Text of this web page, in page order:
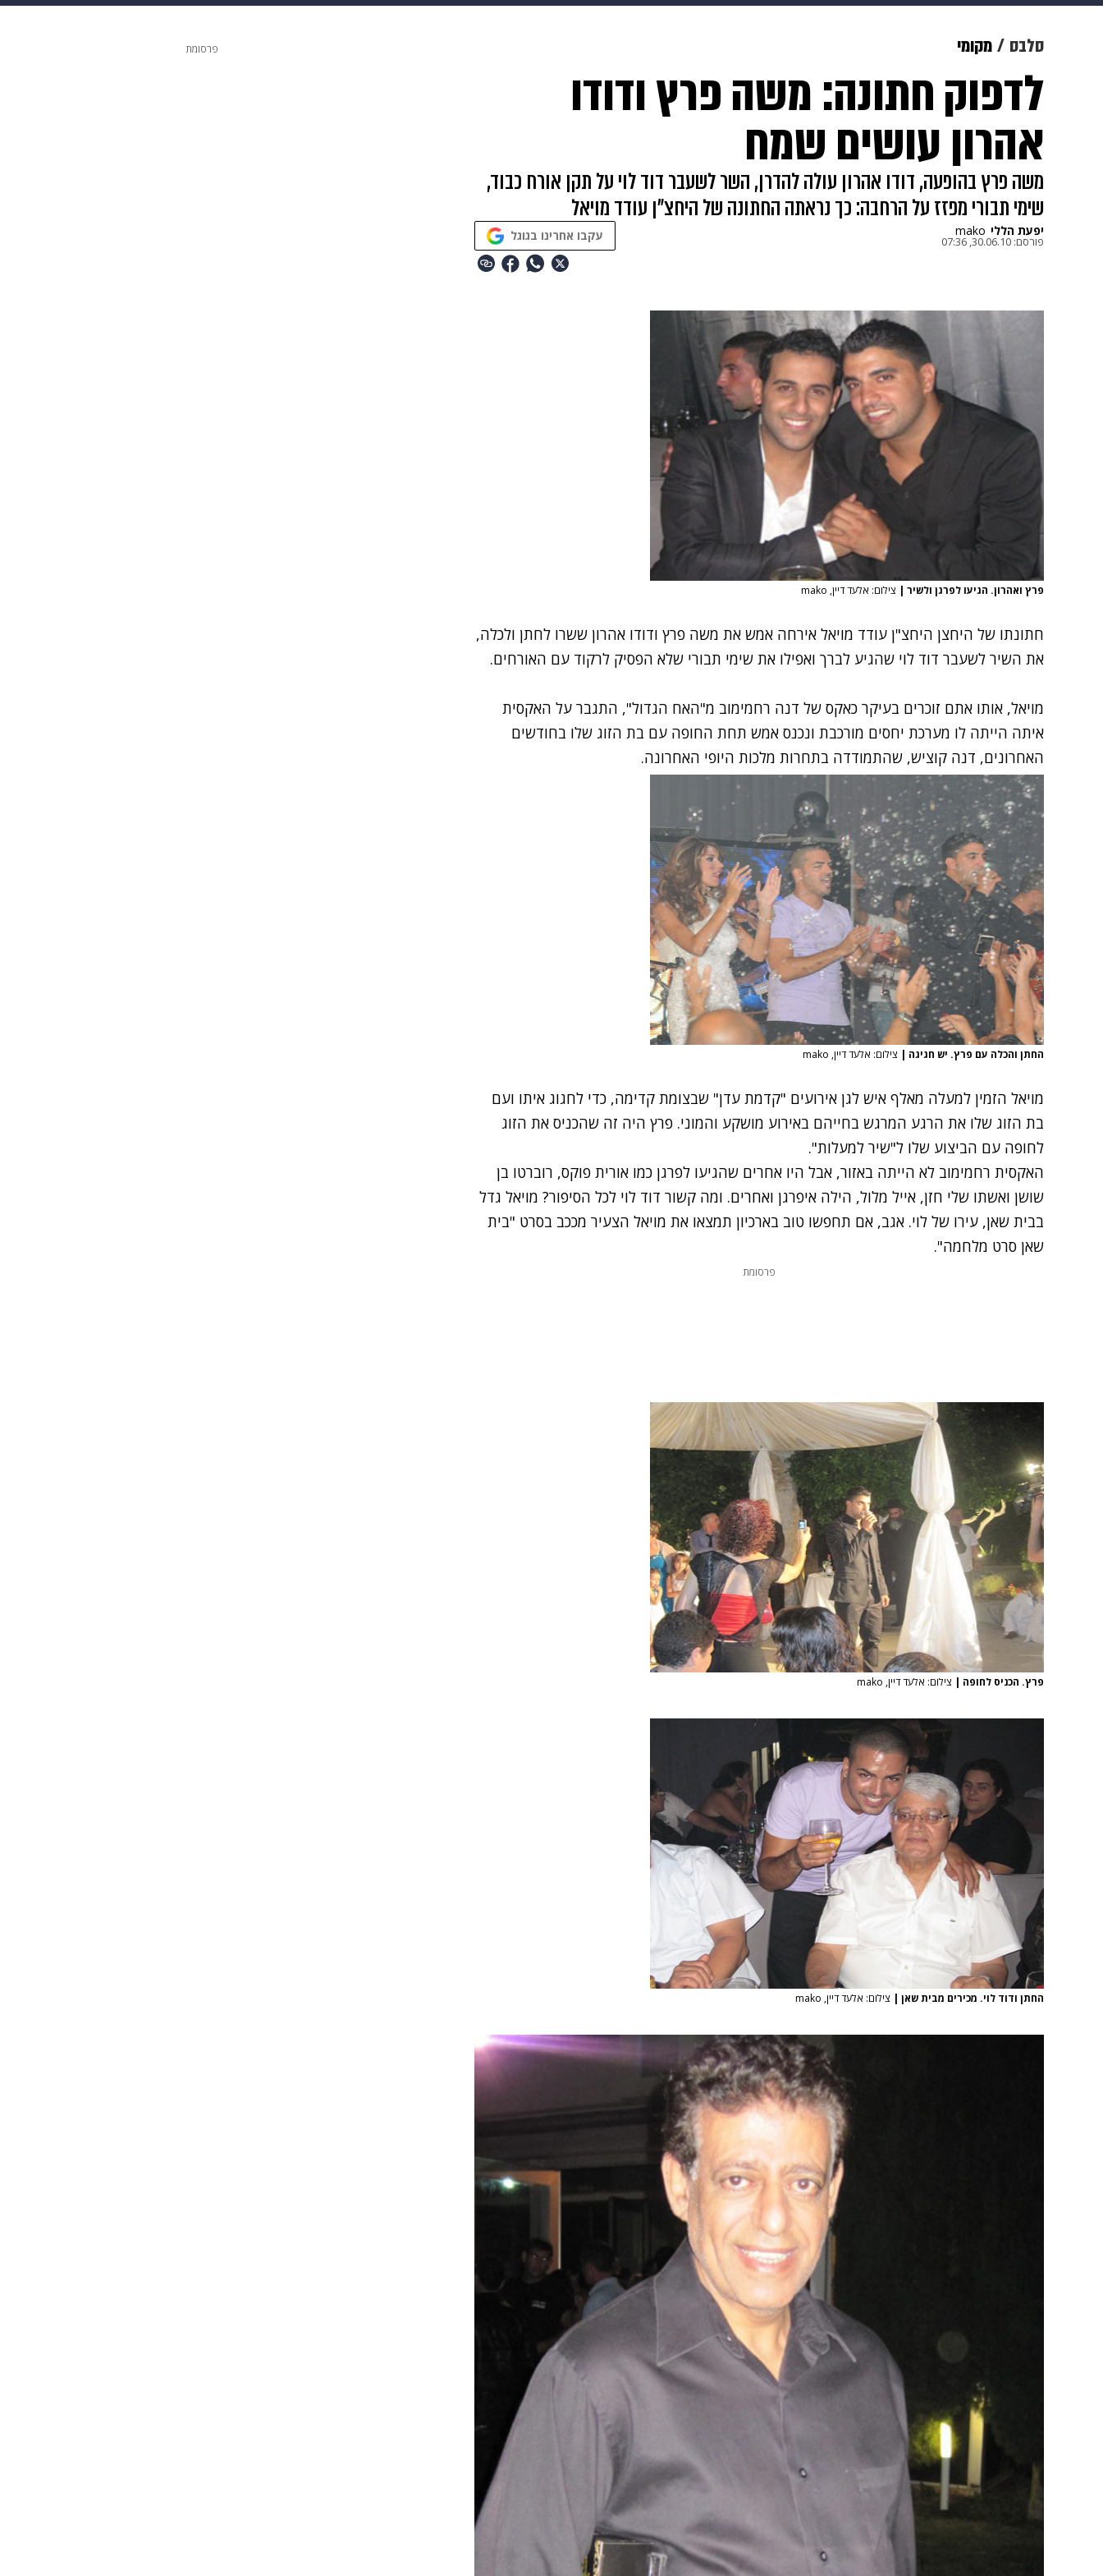
גאווה ויוה משפט תשעה חודשים מתכונים
סלבס מקומי
לדפוק חתונה: משה פרץ ודודו
אהרון עושים שמח
משה פרץ בהופעה, דודו אהרון עולה להדרן, השר לשעבר דוד לוי על תקן אורח כבוד,
שימי תבורי מפזז על הרחבה: כך נראתה החתונה של היחצ"ן עודד מויאל
יפעת הללי mako
פורסם: 30.06.10, 07:36 עקבו אחרינו בגוגל
פרץ ואהרון. הגיעו לפרגן ולשיר | צילום: אלעד דיין, mako
חתונתו של היחצן היחצ"ן עודד מויאל אירחה אמש את משה פרץ ודודו אהרון ששרו לחתן ולכלה,
את השיר לשעבר דוד לוי שהגיע לברך ואפילו את שימי תבורי שלא הפסיק לרקוד עם האורחים.
מויאל, אותו אתם זוכרים בעיקר כאקס של דנה רחמימוב מ"האח הגדול", התגבר על האקסית
איתה הייתה לו מערכת יחסים מורכבת ונכנס אמש תחת החופה עם בת הזוג שלו בחודשים
האחרונים, דנה קוציש, שהתמודדה בתחרות מלכות היופי האחרונה.
החתן והכלה עם פרץ. יש חגיגה | צילום: אלעד דיין, mako
מויאל הזמין למעלה מאלף איש לגן אירועים "קדמת עדן" שבצומת קדימה, כדי לחגוג איתו ועם
בת הזוג שלו את הרגע המרגש בחייהם באירוע מושקע והמוני. פרץ היה זה שהכניס את הזוג
לחופה עם הביצוע שלו ל"שיר למעלות".
האקסית רחמימוב לא הייתה באזור, אבל היו אחרים שהגיעו לפרגן כמו אורית פוקס, רוברטו בן
שושן ואשתו שלי חזן, אייל מלול, הילה איפרגן ואחרים. ומה קשור דוד לוי לכל הסיפור? מויאל גדל
בבית שאן, עירו של לוי. אגב, אם תחפשו טוב בארכיון תמצאו את מויאל הצעיר מככב בסרט "בית
שאן סרט מלחמה".
פרסומת
פרץ. הכניס לחופה | צילום: אלעד דיין, mako
החתן ודוד לוי. מכירים מבית שאן | צילום: אלעד דיין, mako
פרסומת